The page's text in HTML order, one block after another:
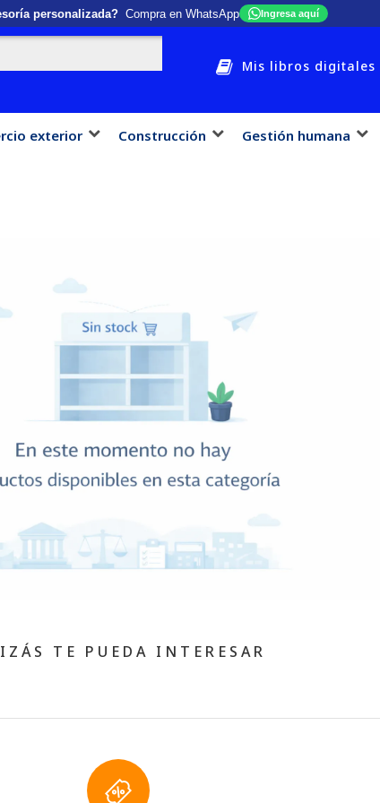
personalizada?Compra en WhatsApp Ingresa aquí
Mis libros digitales
exterior Construcción Gestión humana
TE PUEDA INTERESAR